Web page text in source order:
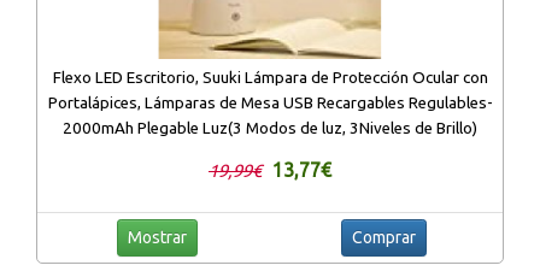
Flexo LED Escritorio, Suuki Lámpara de Protección Ocular con
Portalápices, Lámparas de Mesa USB Recargables Regulables-
2000mAh Plegable Luz(3 Modos de luz, 3Niveles de Brillo)
19,99€ 13,77€
Mostrar Comprar